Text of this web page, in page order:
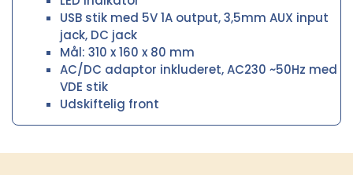
USB stik med 5V 1A output, 3,5mm AUX input
jack, DC jack
Mål: 310 x 160 x 80 mm
AC/DC adaptor inkluderet, AC230 ~50Hz med
VDE stik
Udskiftelig front